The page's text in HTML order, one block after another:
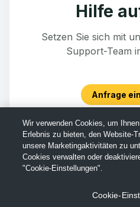
Hilfe
Setzen Sie sich mit
Support-Team
Anfrage
Wir verwenden Cookies, um
Erlebnis zu bieten, den Website-
unsere Marketingaktivitäten zu
Cookies verwalten oder
"Cookie-Einstellungen".
Cookie-